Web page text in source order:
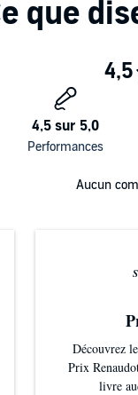
Aucun
Découvrez
Prix
livre